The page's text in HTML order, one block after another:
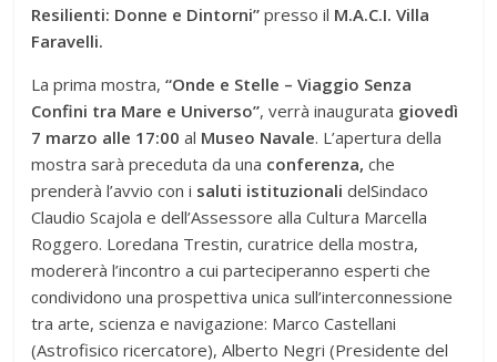
Resilienti: Donne e Dintorni”presso il M.A.C.I. Villa
Faravelli.
La prima mostra,“Onde e Stelle – Viaggio Senza
Confini tra Mare e Universo”, verrà inaugurata giovedì
7 marzo alle 17:00 al Museo Navale. L’apertura della
mostra sarà preceduta da una conferenza,che
prenderà l’avvio con i saluti istituzionali delSindaco
Claudio Scajola e dell’Assessore alla Cultura Marcella
Roggero. Loredana Trestin, curatrice della mostra,
modererà l’incontro a cui parteciperanno esperti che
condividono una prospettiva unica sull’interconnessione
tra arte, scienza e navigazione: Marco Castellani
(Astrofisico ricercatore), Alberto Negri (Presidente del